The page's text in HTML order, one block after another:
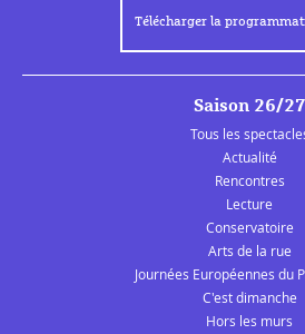
Télécharger la
Saison 26/27
Tous les
Actualité
Rencontres
Lecture
Conservatoire
Arts de la rue
Journées Européennes du
C'est dimanche
Hors les murs